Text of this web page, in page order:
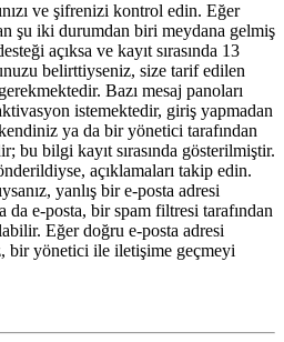
ve şifrenizi kontrol edin. Eğer
şu iki durumdan biri meydana gelmiş
açıksa ve kayıt sırasında 13
belirttiyseniz, size tarif edilen
Bazı mesaj panoları
istemektedir, giriş yapmadan
ya da bir yönetici tarafından
bu bilgi kayıt sırasında gösterilmiştir.
açıklamaları takip edin.
yanlış bir e-posta adresi
e-posta, bir spam filtresi tarafından
Eğer doğru e-posta adresi
bir yönetici ile iletişime geçmeyi